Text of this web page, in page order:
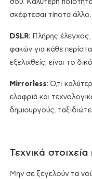
σου. Καλύτερη
σκέφτεσαι τίποτα άλλο.
DSLR: Πλήρης
φακών για κάθε
εξελιχθείς, είναι το
Mirrorless: Ό,τι
ελαφριά και
δημιουργούς,
Τεχνικά
Μην σε ξεγελούν τα